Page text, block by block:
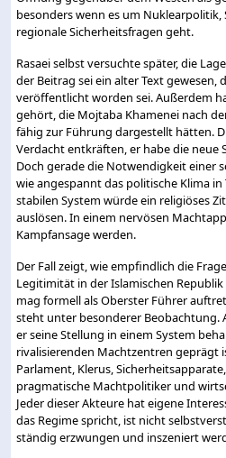
besonders wenn es um
regionale Sicherheitsfragen geht.
Rasaei selbst versuchte später, die
der Beitrag sei ein alter Text gewesen,
veröffentlicht worden sei. Außerdem
gehört, die Mojtaba Khamenei nach
fähig zur Führung dargestellt hätten.
Verdacht entkräften, er habe die neue
Doch gerade die Notwendigkeit einer
wie angespannt das politische Klima in
stabilen System würde ein religiöses
auslösen. In einem nervösen
Kampfansage werden.
Der Fall zeigt, wie empfindlich die
Legitimität in der Islamischen
mag formell als Oberster Führer
steht unter besonderer Beobachtung.
er seine Stellung in einem System
rivalisierenden Machtzentren geprägt
Parlament, Klerus,
pragmatische Machtpolitiker und
Jeder dieser Akteure hat eigene
das Regime spricht, ist nicht
ständig erzwungen und inszeniert